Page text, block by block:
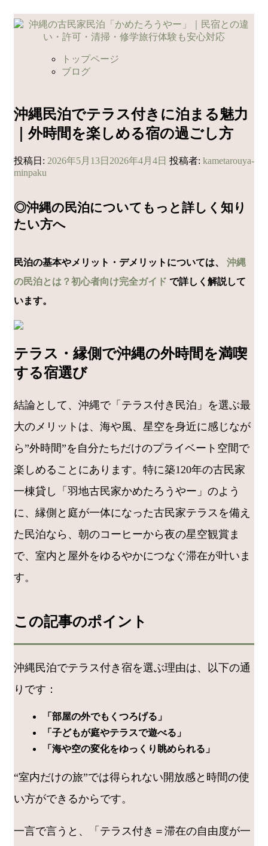
コ
ン
キ
ッ
トップページ
ブログ
沖縄民泊でテラス付きに泊まる魅力
｜外時間を楽しめる宿の過ごし方
投稿日: 2026年5月13日 2026年4月4日 投稿者: kametarouya-
minpaku
◎沖縄の民泊についてもっと詳しく知り
たい方へ
民泊の基本やメリット・デメリットについては、 沖縄
の民泊とは？初心者向け完全ガイド で詳しく解説して
います。
テラス・縁側で沖縄の外時間を満喫
する宿選び
結論として、沖縄で「テラス付き民泊」を選ぶ最
大のメリットは、海や風、星空を身近に感じなが
ら”外時間”を自分たちだけのプライベート空間で
楽しめることにあります。特に築120年の古民家
一棟貸し「羽地古民家かめたろうやー」のよう
に、縁側と庭が一体になった古民家テラスを備え
た民泊なら、朝のコーヒーから夜の星空観賞ま
で、室内と屋外をゆるやかにつなぐ滞在が叶いま
す。
この記事のポイント
沖縄民泊でテラス付き宿を選ぶ理由は、以下の通
りです：
「部屋の外でもくつろげる」
「子どもが庭やテラスで遊べる」
「海や空の変化をゆっくり眺められる」
“室内だけの旅”では得られない開放感と時間の使
い方ができるからです。
一言で言うと、「テラス付き＝滞在の自由度が一